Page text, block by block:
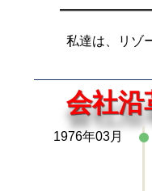
私達は、リゾ
会社沿
1976年03月